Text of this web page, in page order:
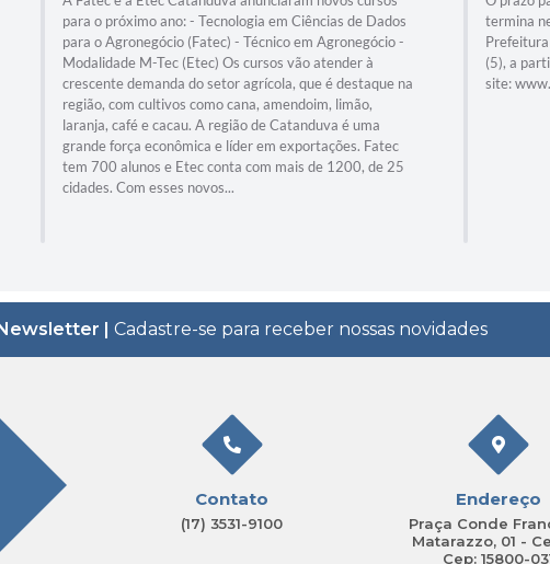
para o próximo ano: - Tecnologia em Ciências de Dados
para o Agronegócio (Fatec) - Técnico em Agronegócio -
Modalidade M-Tec (Etec) Os cursos vão atender à
crescente demanda do setor agrícola, que é destaque na
região, com cultivos como cana, amendoim, limão,
laranja, café e cacau. A região de Catanduva é uma
grande força econômica e líder em exportações. Fatec
tem 700 alunos e Etec conta com mais de 1200, de 25
cidades. Com esses novos...
termina
(5), a
site:
| Cadastre-se para receber nossas novidades
Contato
(17) 3531-9100
Endereço
Praça Conde
Matarazzo, 01 -
Cep: 15800-